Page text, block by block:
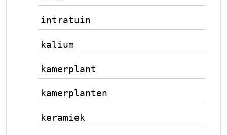
intratuin
kalium
kamerplant
kamerplanten
keramiek